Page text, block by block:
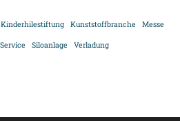
Kinderhilestiftung Kunststoffbranche Messe
Service Siloanlage Verladung